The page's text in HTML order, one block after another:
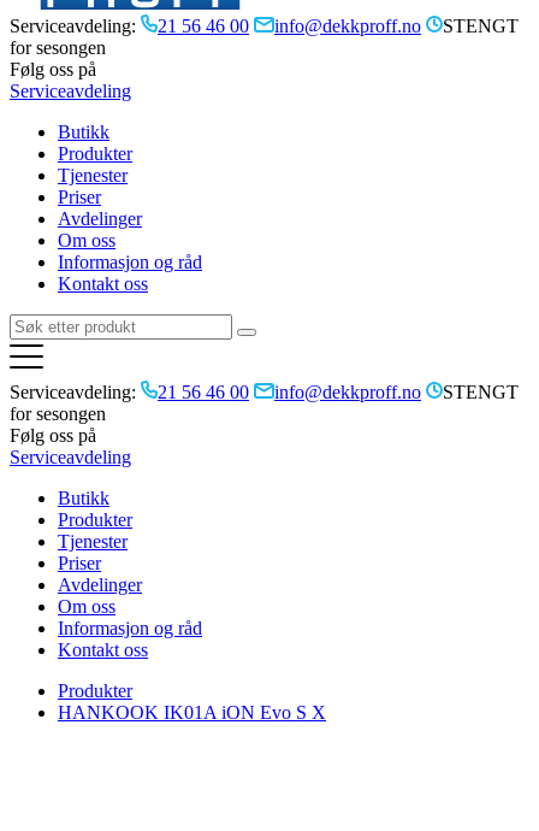
Serviceavdeling: 21 56 46 00 info@dekkproff.no
STENGT
for sesongen
Følg oss på
Serviceavdeling
Butikk
Produkter
Tjenester
Priser
Avdelinger
Om oss
Informasjon og råd
Kontakt oss
Serviceavdeling: 21 56 46 00 info@dekkproff.no
STENGT
for sesongen
Følg oss på
Serviceavdeling
Butikk
Produkter
Tjenester
Priser
Avdelinger
Om oss
Informasjon og råd
Kontakt oss
Produkter
HANKOOK IK01A iON Evo S X